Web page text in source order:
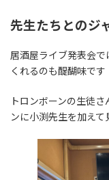
先生たちとのジ
居酒屋ライブ発表会
くれるのも醍醐味です
トロンボーンの生徒
ンに小渕先生を加え